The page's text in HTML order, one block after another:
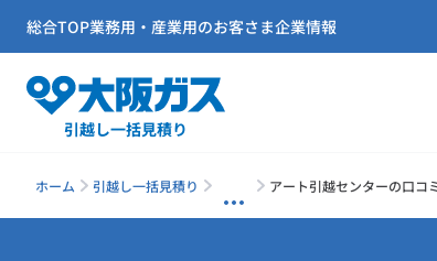
引越し一括見積り
総合TOP業務用・産業用のお客さま企業情報
ホーム 引越し一括見積り アート引越センターの口コ